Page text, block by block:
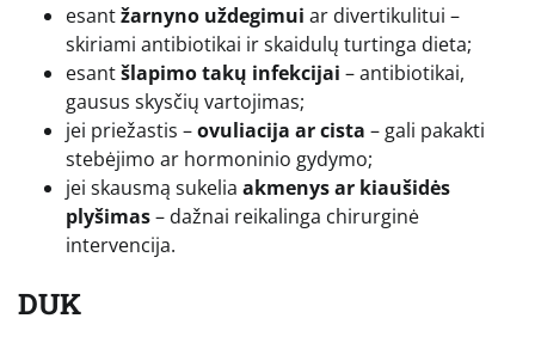
esantžarnyno uždegimui ar divertikulitui –
skiriami antibiotikai ir skaidulų turtinga dieta;
esantšlapimo takų infekcijai – antibiotikai,
gausus skysčių vartojimas;
jei priežastis –ovuliacija ar cista – gali pakakti
stebėjimo ar hormoninio gydymo;
jei skausmą sukelia akmenys ar kiaušidės
plyšimas– dažnai reikalinga chirurginė
intervencija.
DUK